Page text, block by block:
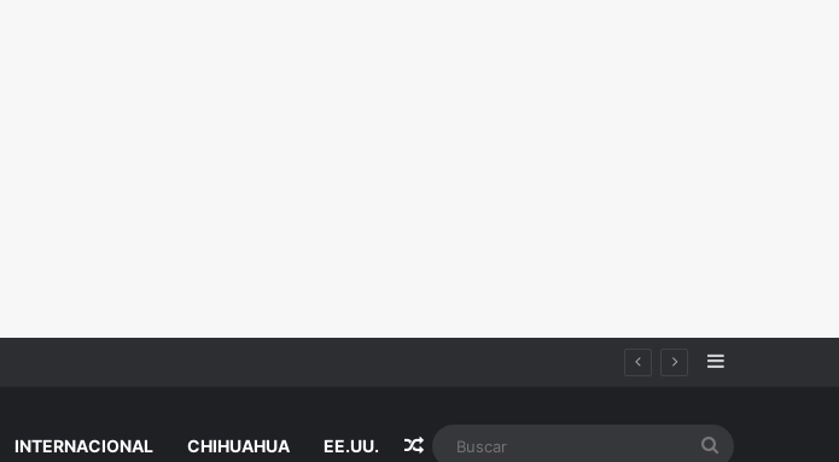
obligado a devolverlo? Sidebar
INTERNACIONAL CHIHUAHUA EE.UU. Random Article